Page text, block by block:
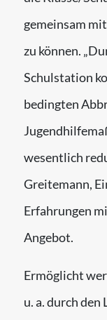
gemeinsam
zu können.
Schulstation
bedingten
wesentlich
Greitemann,
Erfahrungen
Angebot.
Ermöglicht
u. a. durch den